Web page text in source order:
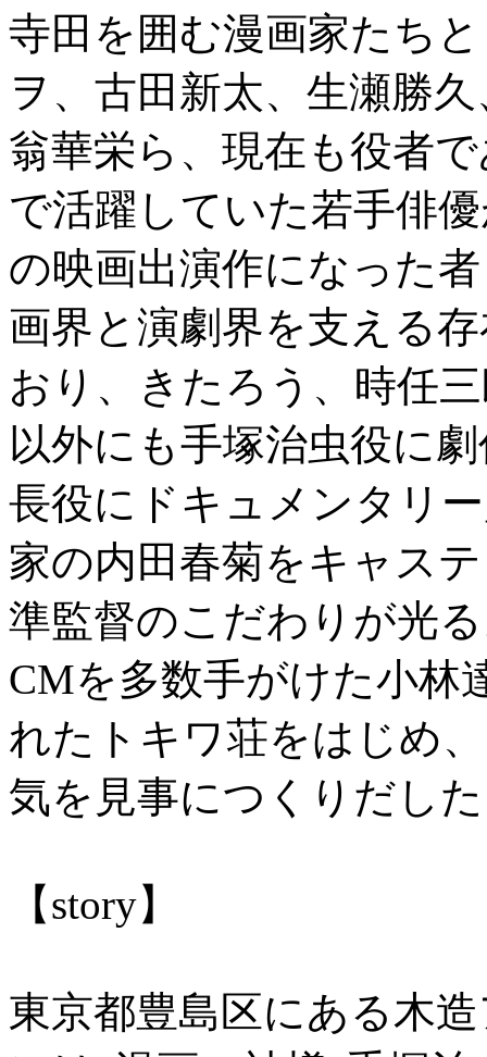
寺田を囲む漫画家たち
ヲ、古田新太、生瀬勝
翁華栄ら、現在も役者
で活躍していた若手俳
の映画出演作になった
画界と演劇界を支える
おり、きたろう、時任
以外にも手塚治虫役に
長役にドキュメンタリ
家の内田春菊をキャス
準監督のこだわりが光
CMを多数手がけた小林
れたトキワ荘をはじめ
気を見事につくりだし
【story】
東京都豊島区にある木